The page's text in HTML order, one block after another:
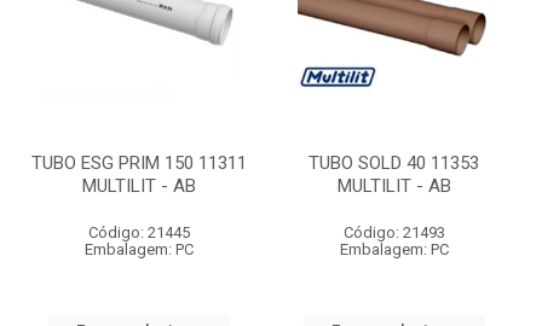
TUBO ESG PRIM 150 11311
MULTILIT - AB
Código: 21445
Embalagem: PC
TUBO SOLD 40 11353
MULTILIT - AB
Código: 21493
Embalagem: PC